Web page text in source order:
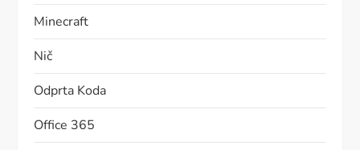
Minecraft
Nič
Odprta Koda
Office 365